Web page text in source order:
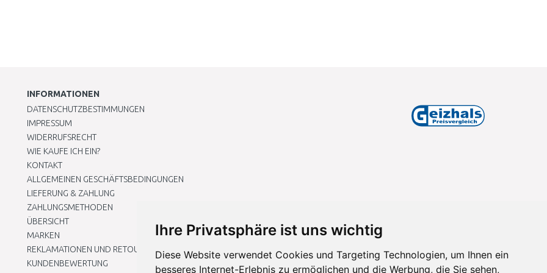
Ihre Privatsphäre ist uns wichtig
Diese Website verwendet Cookies und Targeting Technologien, um Ihnen ein
besseres Internet-Erlebnis zu ermöglichen und die Werbung, die Sie sehen,
INFORMATIONEN
DATENSCHUTZBESTIMMUNGEN
IMPRESSUM
WIDERRUFSRECHT
WIE KAUFE ICH EIN?
KONTAKT
ALLGEMEINEN GESCHÄFTSBEDINGUNGEN
LIEFERUNG & ZAHLUNG
ZAHLUNGSMETHODEN
ÜBERSICHT
MARKEN
REKLAMATIONEN UND RETOUREN
KUNDENBEWERTUNG